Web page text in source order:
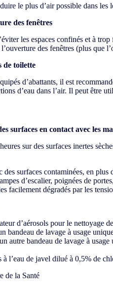
le plus d’air possible dans
des fenêtres
les espaces confinés et à
des fenêtres (plus que
de toilette
d’abattants, il est
d’eau dans l’air. Il peut être
surfaces en contact avec les
sur des surfaces inertes
surfaces contaminées, en
d’escalier, poignées de
facilement dégradés par les
d’aérosols pour le nettoyage
bandeau de lavage à usage
autre bandeau de lavage à usage
à l’eau de javel dilué à 0,5% de
de la Santé